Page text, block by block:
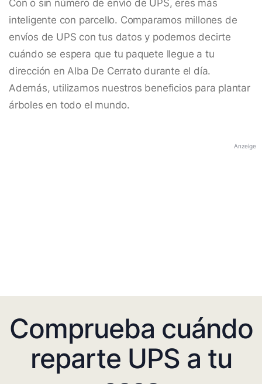
Con o sin número de envío de UPS, eres más
inteligente con parcello. Comparamos millones de
envíos de UPS con tus datos y podemos decirte
cuándo se espera que tu paquete llegue a tu
dirección en Alba De Cerrato durante el día.
Además, utilizamos nuestros beneficios para plantar
árboles en todo el mundo.
Anzeige
Comprueba cuándo
reparte UPS a tu